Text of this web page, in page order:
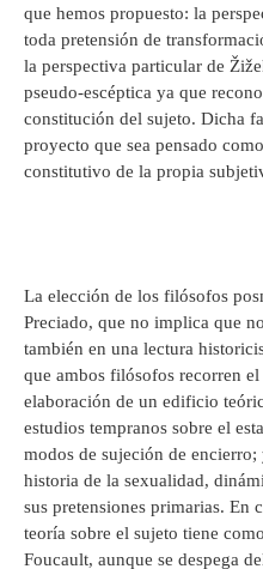
que hemos propuesto: la
toda pretensión de
la perspectiva particular de
pseudo-escéptica ya que
constitución del sujeto. Dicha
proyecto que sea pensado
constitutivo de la propia
La elección de los filósofos
Preciado, que no implica que
también en una lectura
que ambos filósofos recorren
elaboración de un edificio
estudios tempranos sobre el
modos de sujeción de
historia de la sexualidad,
sus pretensiones primarias. En
teoría sobre el sujeto tiene
Foucault, aunque se despega